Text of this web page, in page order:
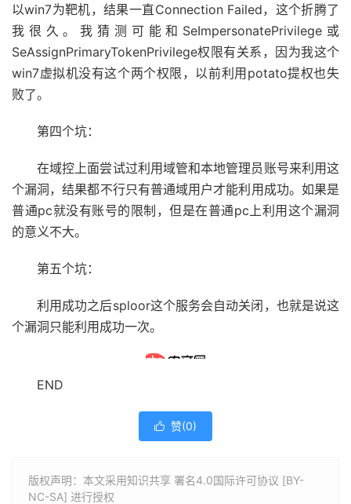
以win7为靶机，结果一直Connection Failed，这个折腾了
我很久。我猜测可能和SeImpersonatePrivilege或
SeAssignPrimaryTokenPrivilege权限有关系，因为我这个
win7虚拟机没有这个两个权限，以前利用potato提权也失
败了。
第四个坑：
在域控上面尝试过利用域管和本地管理员账号来利用这
个漏洞，结果都不行只有普通域用户才能利用成功。如果是
普通pc就没有账号的限制，但是在普通pc上利用这个漏洞
的意义不大。
第五个坑：
利用成功之后sploor这个服务会自动关闭，也就是说这
个漏洞只能利用成功一次。
END
 赞(0)
版权声明：本文采用知识共享 署名4.0国际许可协议 [BY-
NC-SA] 进行授权